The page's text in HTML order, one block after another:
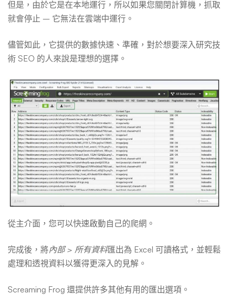
但是，由於它是在本地運行，所以如果您關閉計算機，抓取
就會停止 – 它無法在雲端中運行。
儘管如此，它提供的數據快速、準確，對於想要深入研究技
術 SEO 的人來說是理想的選擇。
從主介面，您可以快速啟動自己的爬網。
完成後，將內部 > 所有資料匯出為 Excel 可讀格式，並輕鬆
處理和透視資料以獲得更深入的見解。
Screaming Frog 還提供許多其他有用的匯出選項。